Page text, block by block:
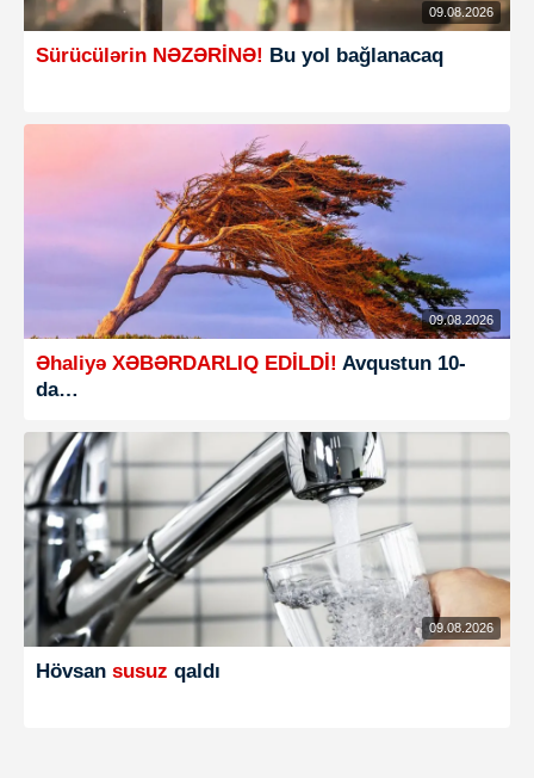
09.08.2026
Sürücülərin NƏZƏRİNƏ! Bu yol bağlanacaq
09.08.2026
Əhaliyə XƏBƏRDARLIQ EDİLDİ! Avqustun 10-
da…
09.08.2026
Hövsan susuz qaldı